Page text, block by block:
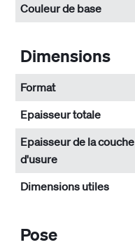
Couleur de base
Dimensions
Format
Epaisseur totale
Epaisseur de la couche
d'usure
Dimensions utiles
Pose